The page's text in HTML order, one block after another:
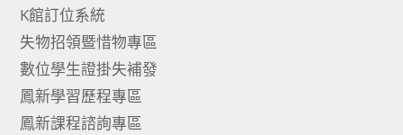
K館訂位系統
失物招領暨惜物專區
數位學生證掛失補發
鳳新學習歷程專區
鳳新課程諮詢專區